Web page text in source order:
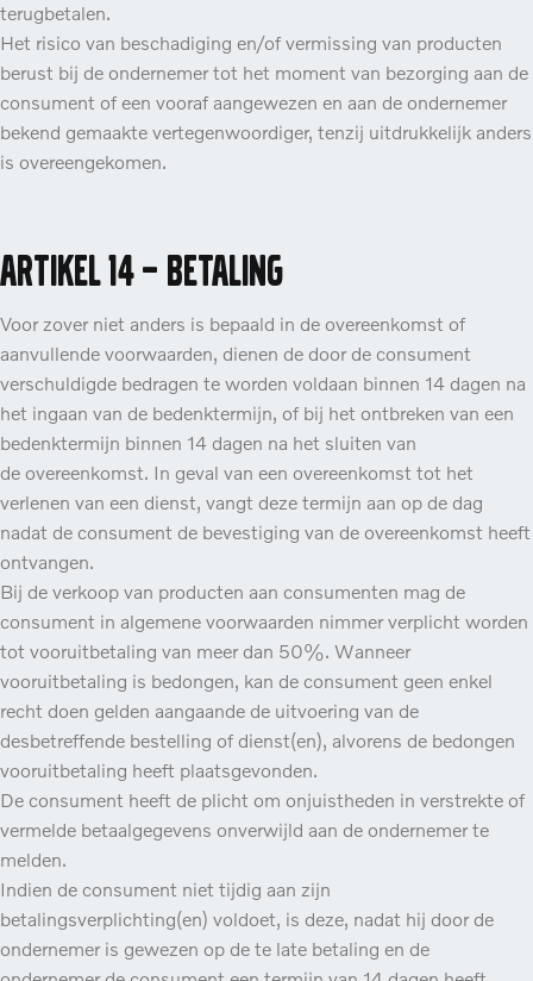
terugbetalen.
Het risico van beschadiging en/of vermissing van producten
berust bij de ondernemer tot het moment van bezorging aan de
consument of een vooraf aangewezen en aan de ondernemer
bekend gemaakte vertegenwoordiger, tenzij uitdrukkelijk anders
is overeengekomen.
Artikel 14 – Betaling
Voor zover niet anders is bepaald in de overeenkomst of
aanvullende voorwaarden, dienen de door de consument
verschuldigde bedragen te worden voldaan binnen 14 dagen na
het ingaan van de bedenktermijn, of bij het ontbreken van een
bedenktermijn binnen 14 dagen na het sluiten van
de overeenkomst. In geval van een overeenkomst tot het
verlenen van een dienst, vangt deze termijn aan op de dag
nadat de consument de bevestiging van de overeenkomst heeft
ontvangen.
Bij de verkoop van producten aan consumenten mag de
consument in algemene voorwaarden nimmer verplicht worden
tot vooruitbetaling van meer dan 50%. Wanneer
vooruitbetaling is bedongen, kan de consument geen enkel
recht doen gelden aangaande de uitvoering van de
desbetreffende bestelling of dienst(en), alvorens de bedongen
vooruitbetaling heeft plaatsgevonden.
De consument heeft de plicht om onjuistheden in verstrekte of
vermelde betaalgegevens onverwijld aan de ondernemer te
melden.
Indien de consument niet tijdig aan zijn
betalingsverplichting(en) voldoet, is deze, nadat hij door de
ondernemer is gewezen op de te late betaling en de